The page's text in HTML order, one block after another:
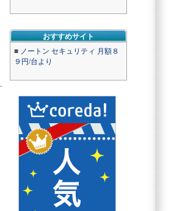
おすすめサイト
■ ノートン セキュリティ 月額８
９円/台より